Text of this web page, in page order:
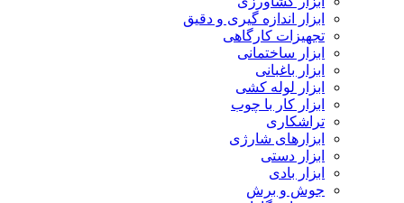
ابزار اندازه گیری و دقیق
تجهیزات کارگاهی
ابزار ساختمانی
ابزار باغبانی
ابزار لوله کشی
ابزار کار با چوب
تراشکاری
ابزارهای شارژی
ابزار دستی
ابزار بادی
جوش و برش